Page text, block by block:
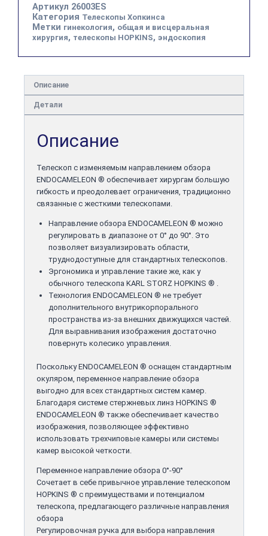
Артикул 26003ES
Категория Телескопы Хопкинса
Метки гинекология, общая и висцеральная
хирургия, телескопы HOPKINS, эндоскопия
Описание
Детали
Описание
Телескоп с изменяемым направлением обзора
ENDOCAMELEON ® обеспечивает хирургам большую
гибкость и преодолевает ограничения, традиционно
связанные с жесткими телескопами.
Направление обзора ENDOCAMELEON ® можно
регулировать в диапазоне от 0° до 90°. Это
позволяет визуализировать области,
труднодоступные для стандартных телескопов.
Эргономика и управление такие же, как у
обычного телескопа KARL STORZ HOPKINS ® .
Технология ENDOCAMELEON ® не требует
дополнительного внутрикорпорального
пространства из-за внешних движущихся частей.
Для выравнивания изображения достаточно
повернуть колесико управления.
Поскольку ENDOCAMELEON ® оснащен стандартным
окуляром, переменное направление обзора
выгодно для всех стандартных систем камер.
Благодаря системе стержневых линз HOPKINS ®
ENDOCAMELEON ® также обеспечивает качество
изображения, позволяющее эффективно
использовать трехчиповые камеры или системы
камер высокой четкости.
Переменное направление обзора 0°-90°
Сочетает в себе привычное управление телескопом
HOPKINS ® с преимуществами и потенциалом
телескопа, предлагающего различные направления
обзора
Регулировочная ручка для выбора направления